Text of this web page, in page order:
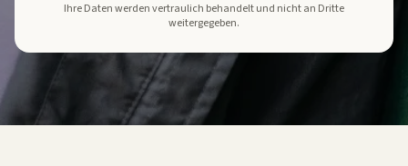
Ihre Daten werden vertraulich behandelt und nicht an Dritte
weitergegeben.